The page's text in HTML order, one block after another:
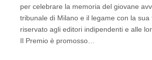
per celebrare la memoria del giovane
tribunale di Milano e il legame con la sua
riservato agli editori indipendenti e alle
Il Premio è promosso…